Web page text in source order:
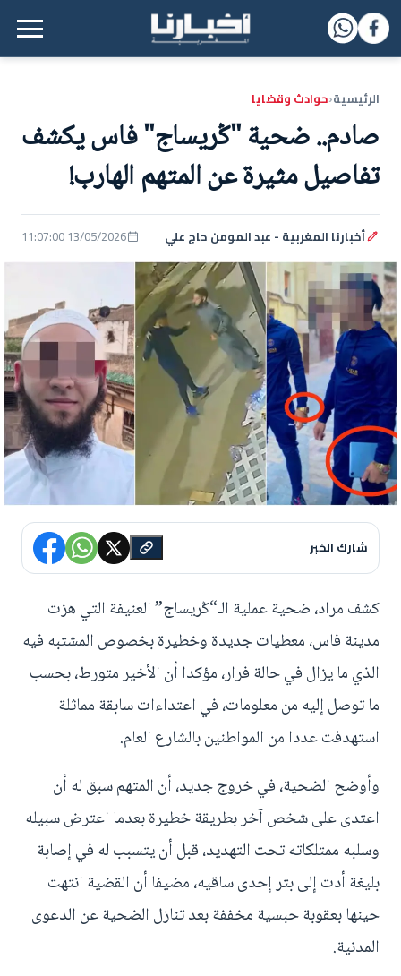
القائمة الرئيسية
الرئيسية‹حوادث وقضايا
صادم.. ضحية "ݣريساج" فاس يكشف
تفاصيل مثيرة عن المتهم الهارب!
أخبارنا المغربية - عبد المومن حاج علي 13/05/2026 11:07:00
شارك الخبر
كشف مراد، ضحية عملية الـ“ݣريساج” العنيفة التي هزت
مدينة فاس، معطيات جديدة وخطيرة بخصوص المشتبه فيه
الذي ما يزال في حالة فرار، مؤكدا أن الأخير متورط، بحسب
ما توصل إليه من معلومات، في اعتداءات سابقة مماثلة
استهدفت عددا من المواطنين بالشارع العام.
وأوضح الضحية، في خروج جديد، أن المتهم سبق له أن
اعتدى على شخص آخر بطريقة خطيرة بعدما اعترض سبيله
وسلبه ممتلكاته تحت التهديد، قبل أن يتسبب له في إصابة
بليغة أدت إلى بتر إحدى ساقيه، مضيفا أن القضية انتهت
حينها بعقوبة حبسية مخففة بعد تنازل الضحية عن الدعوى
المدنية.